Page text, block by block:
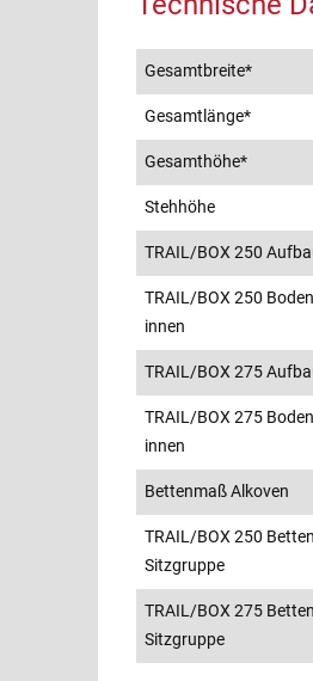
Gesamtbreite*
Gesamtlänge*
Gesamthöhe*
Stehhöhe
TRAIL/BOX 250
TRAIL/BOX 250
innen
TRAIL/BOX 275
TRAIL/BOX 275
innen
Bettenmaß Alkoven
TRAIL/BOX 250
Sitzgruppe
TRAIL/BOX 275
Sitzgruppe